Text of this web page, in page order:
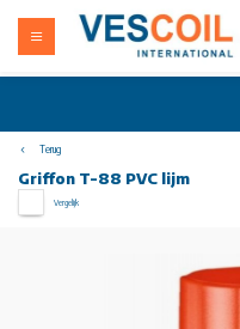
Terug
Griffon T-88 PVC lijm
Vergelijk